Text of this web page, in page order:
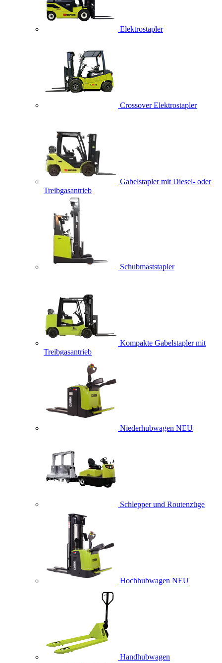
Elektrostapler
Crossover Elektrostapler
Gabelstapler mit Diesel- oder
Treibgasantrieb
Schubmaststapler
Kompakte Gabelstapler mit
Treibgasantrieb
Niederhubwagen NEU
Schlepper und Routenzüge
Hochhubwagen NEU
Handhubwagen